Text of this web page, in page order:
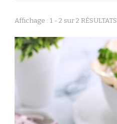
Affichage : 1 - 2 sur 2 RÉSULTATS